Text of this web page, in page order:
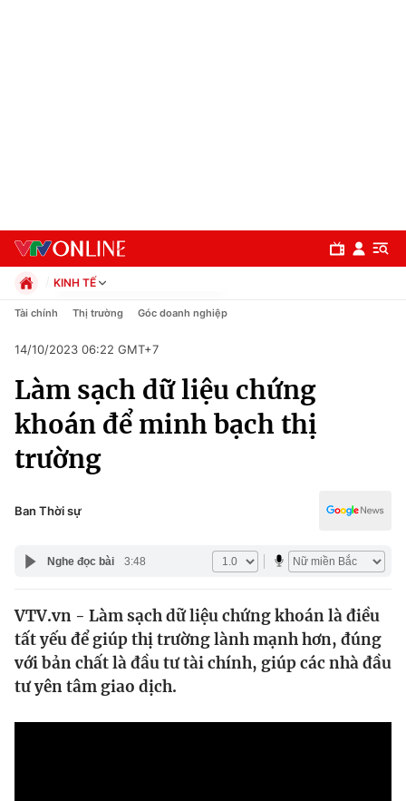
Chuyên mục
Chính trị
Xã hội
Pháp luật
Y tế
Thế giới
Tin tức
Thế giới đó đây
Kinh tế
Dữ liệu và đời sống
KINH TẾ
Chính trị
Pháp luật
Kinh tế
Thể thao
Truyền hình
Văn hóa - Giải trí
Công nghệ
Tài chính Thị trường Góc doanh nghiệp
14/10/2023 06:22 GMT+7
Làm sạch dữ liệu chứng
khoán để minh bạch thị
trường
Ban Thời sự
Nghe đọc bài 3:48
VTV.vn - Làm sạch dữ liệu chứng khoán là điều
tất yếu để giúp thị trường lành mạnh hơn, đúng
với bản chất là đầu tư tài chính, giúp các nhà đầu
tư yên tâm giao dịch.